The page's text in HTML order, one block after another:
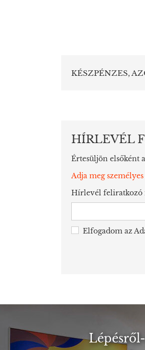
KÉSZPÉNZES,
HÍRLEVÉL
Értesüljön elsőként
Adja meg
Hírlevél feliratkozó
Elfogadom az